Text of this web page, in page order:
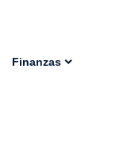
Finanzas